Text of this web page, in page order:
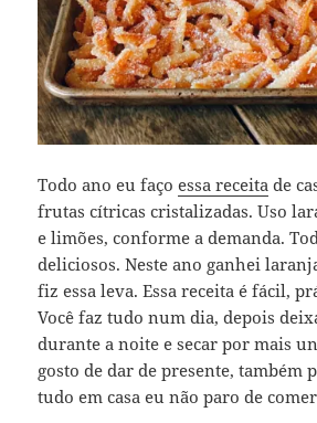
Todo ano eu façoessa receita de
frutas cítricas cristalizadas. Uso
e limões, conforme a demanda.
deliciosos. Neste ano ganhei
fiz essa leva. Essa receita é fácil,
Você faz tudo num dia, depois
durante a noite e secar por mais
gosto de dar de presente, também
tudo em casa eu não paro de